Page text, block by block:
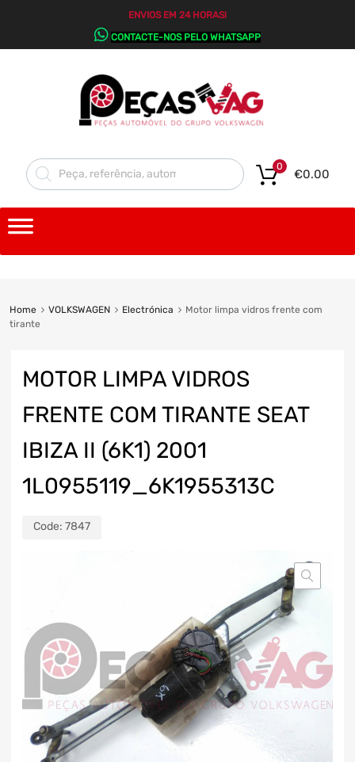
ENVIOS EM 24 HORAS!
CONTACTE-NOS PELO WHATSAPP
€0.00
0
Home VOLKSWAGEN Electrónica
Motor limpa vidros frente com
tirante
MOTOR LIMPA VIDROS
FRENTE COM TIRANTE SEAT
IBIZA II (6K1) 2001
1L0955119_6K1955313C
Code: 7847